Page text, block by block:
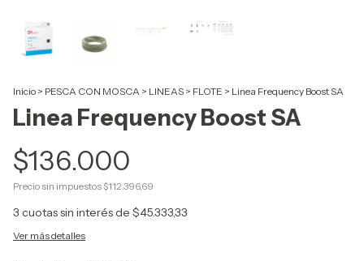
Inicio > PESCA CON MOSCA > LINEAS > FLOTE > Linea Frequency Boost SA
Linea Frequency Boost SA
$136.000
Precio sin impuestos $112.396,69
3 cuotas sin interés de $45.333,33
Ver más detalles